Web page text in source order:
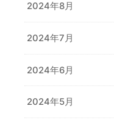
2024年8月
2024年7月
2024年6月
2024年5月